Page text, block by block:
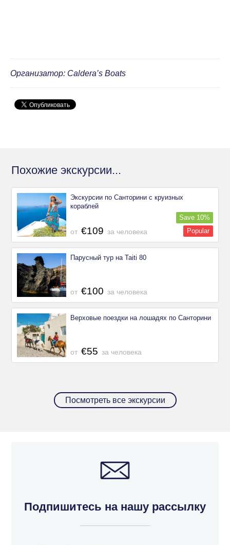
Организатор: Caldera’s Boats
Похожие экскурсии...
Popular
Save 10%
Экскурсии по Санторини с круизных
кораблей
от €109 за человека
Парусный тур на Taiti 80
от €100 за человека
Верховые поездки на лошадях по Санторини
от €55 за человека
Посмотреть все экскурсии
Подпишитесь на нашу рассылку